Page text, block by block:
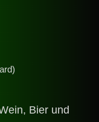
Bier und